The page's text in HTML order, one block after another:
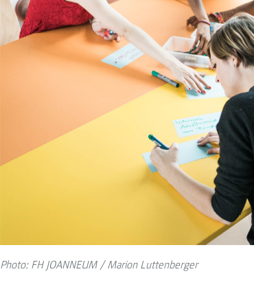
Photo: FH JOANNEUM / Marion Luttenberger